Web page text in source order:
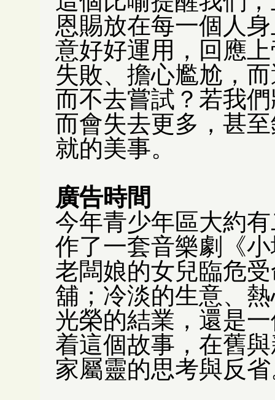
恩賜放在每一個人
意好好運用，回應
失敗、擔心尷尬，
而不去嘗試？若我
而會失去更多，甚
就的美事。
廣告時間
今年青少年區大約
作了一套音樂劇《
老闆娘的女兒臨危
舖；冷淡的生意、
光榮的結業，還是
着這個故事，在舊
家屬靈的思考與反